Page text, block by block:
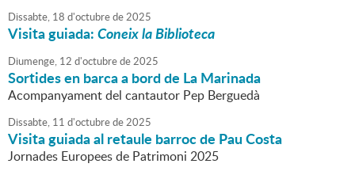
Dissabte, 18 d'octubrede2025
Visita guiada:Coneix la Biblioteca
Diumenge, 12 d'octubrede2025
Sortides en barca a bord de La Marinada
Acompanyament del cantautor Pep Berguedà
Dissabte, 11 d'octubrede2025
Visita guiada al retaule barroc de Pau Costa
Jornades Europees de Patrimoni 2025